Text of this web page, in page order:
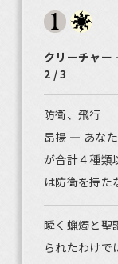
クリーチャ
2 / 3
防衛、飛行
昂揚 ― あな
が合計４種類
は防衛を持た
瞬く蝋燭と聖
られたわけで